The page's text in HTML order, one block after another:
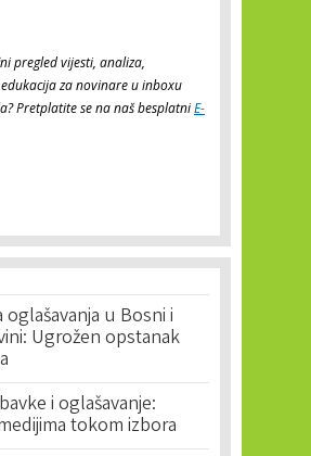
pregled vijesti, analiza,
za novinare u inboxu
Pretplatite se na naš besplatniE-
u Bosni i
Ugrožen opstanak
i oglašavanje:
tokom izbora